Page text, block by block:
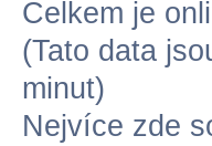
Celkem je
(Tato data
minut)
Nejvíce zde